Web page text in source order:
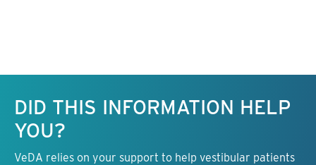
DID THIS INFORMATION HELP
YOU?
VeDA relies on your support to help vestibular patients